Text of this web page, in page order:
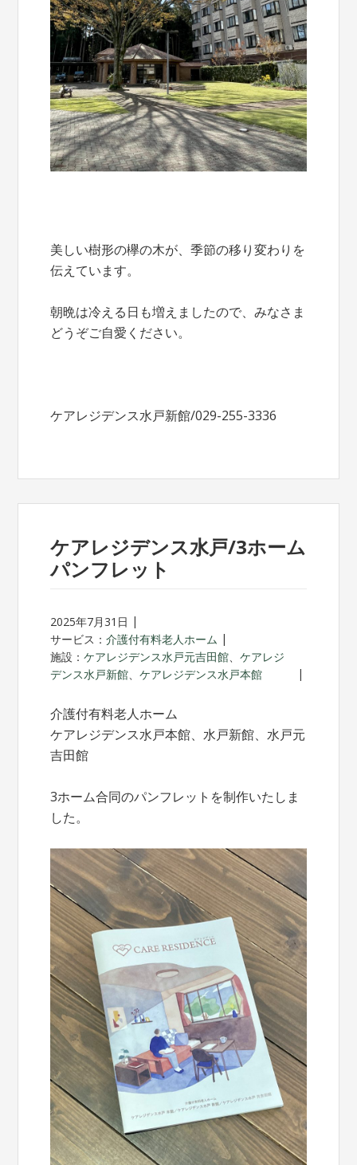
美しい樹形の欅の木が、季節の移り変わりを
伝えています。
朝晩は冷える日も増えましたので、みなさま
どうぞご自愛ください。
ケアレジデンス水戸新館/029-255-3336
ケアレジデンス水戸/3ホーム
パンフレット
2025年7月31日
サービス：介護付有料老人ホーム
施設：ケアレジデンス水戸元吉田館、ケアレジ
デンス水戸新館、ケアレジデンス水戸本館
介護付有料老人ホーム
ケアレジデンス水戸本館、水戸新館、水戸元
吉田館
3ホーム合同のパンフレットを制作いたしま
した。